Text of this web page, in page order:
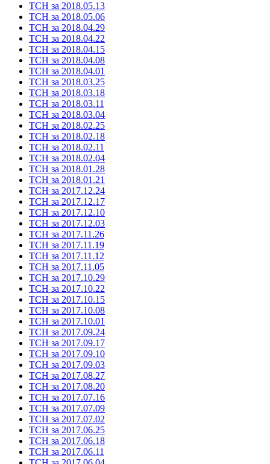
ТСН за 2018.05.13
ТСН за 2018.05.06
ТСН за 2018.04.29
ТСН за 2018.04.22
ТСН за 2018.04.15
ТСН за 2018.04.08
ТСН за 2018.04.01
ТСН за 2018.03.25
ТСН за 2018.03.18
ТСН за 2018.03.11
ТСН за 2018.03.04
ТСН за 2018.02.25
ТСН за 2018.02.18
ТСН за 2018.02.11
ТСН за 2018.02.04
ТСН за 2018.01.28
ТСН за 2018.01.21
ТСН за 2017.12.24
ТСН за 2017.12.17
ТСН за 2017.12.10
ТСН за 2017.12.03
ТСН за 2017.11.26
ТСН за 2017.11.19
ТСН за 2017.11.12
ТСН за 2017.11.05
ТСН за 2017.10.29
ТСН за 2017.10.22
ТСН за 2017.10.15
ТСН за 2017.10.08
ТСН за 2017.10.01
ТСН за 2017.09.24
ТСН за 2017.09.17
ТСН за 2017.09.10
ТСН за 2017.09.03
ТСН за 2017.08.27
ТСН за 2017.08.20
ТСН за 2017.07.16
ТСН за 2017.07.09
ТСН за 2017.07.02
ТСН за 2017.06.25
ТСН за 2017.06.18
ТСН за 2017.06.11